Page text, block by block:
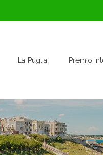
La Puglia Premio